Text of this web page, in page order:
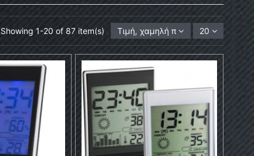
Showing 1-20 of 87 item(s) Τιμή, χαμηλή προς υψηλή
20